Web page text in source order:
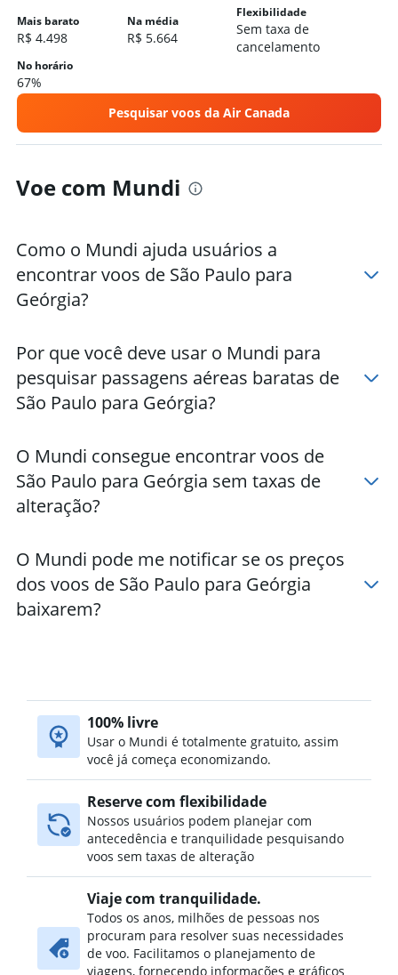
Mais barato
R$ 4.498
Na média
R$ 5.664
Flexibilidade
Sem taxa de
cancelamento
No horário
67%
Pesquisar voos da Air Canada
Voe com Mundi
Como o Mundi ajuda usuários a
encontrar voos de São Paulo para
Geórgia?
Por que você deve usar o Mundi para
pesquisar passagens aéreas baratas de
São Paulo para Geórgia?
O Mundi consegue encontrar voos de
São Paulo para Geórgia sem taxas de
alteração?
O Mundi pode me notificar se os preços
dos voos de São Paulo para Geórgia
baixarem?
100% livre
Usar o Mundi é totalmente gratuito, assim
você já começa economizando.
Reserve com flexibilidade
Nossos usuários podem planejar com
antecedência e tranquilidade pesquisando
voos sem taxas de alteração
Viaje com tranquilidade.
Todos os anos, milhões de pessoas nos
procuram para resolver suas necessidades
de voo. Facilitamos o planejamento de
viagens, fornecendo informações e gráficos